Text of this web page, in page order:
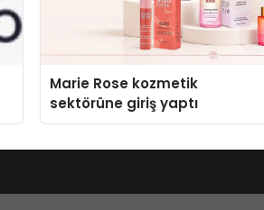
Marie Rose kozmetik
sektörüne giriş yaptı